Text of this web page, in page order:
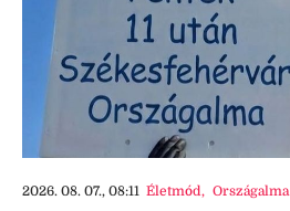
2026. 08. 07., 08:11 Életmód, Országalma